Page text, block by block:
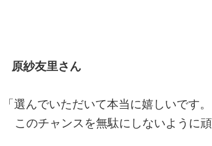
原紗友里さ
「選んでいただいて本当に嬉
このチャンスを無駄にしないように頑